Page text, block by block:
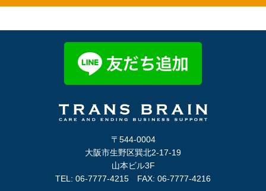
〒544-0004
大阪市生野区巽北2-17-19
山本ビル3F
TEL: 06-7777-4215 FAX: 06-7777-4216